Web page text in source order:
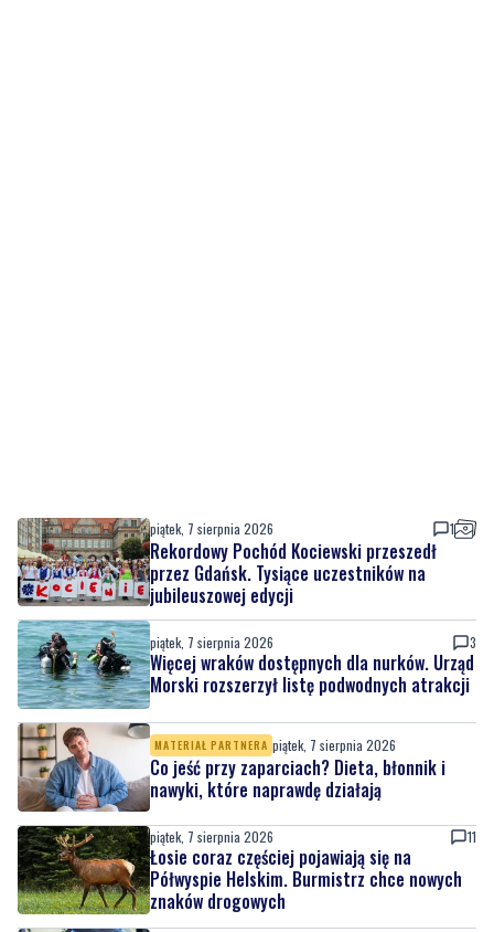
piątek, 7 sierpnia 2026 1
Rekordowy Pochód Kociewski przeszedł
przez Gdańsk. Tysiące uczestników na
jubileuszowej edycji
piątek, 7 sierpnia 2026 3
Więcej wraków dostępnych dla nurków. Urząd
Morski rozszerzył listę podwodnych atrakcji
MATERIAŁ PARTNERA piątek, 7 sierpnia 2026
Co jeść przy zaparciach? Dieta, błonnik i
nawyki, które naprawdę działają
piątek, 7 sierpnia 2026 11
Łosie coraz częściej pojawiają się na
Półwyspie Helskim. Burmistrz chce nowych
znaków drogowych